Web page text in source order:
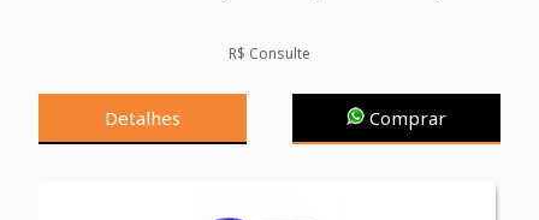
R$ Consulte
Detalhes Comprar